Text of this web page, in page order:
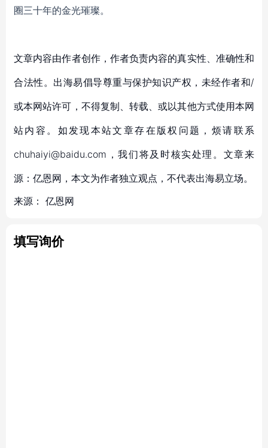
圈三十年的金光璀璨。
文章内容由作者创作，作者负责内容的真实性、准确性和
合法性。出海易倡导尊重与保护知识产权，未经作者和/
或本网站许可，不得复制、转载、或以其他方式使用本网
站内容。如发现本站文章存在版权问题，烦请联系
chuhaiyi@baidu.com，我们将及时核实处理。文章来
源：亿恩网，本文为作者独立观点，不代表出海易立场。
来源： 亿恩网
填写询价